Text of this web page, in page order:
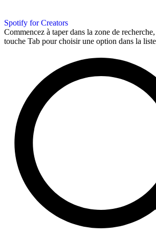
Spotify for Creators
Commencez à taper dans la zone de
touche Tab pour choisir une option dans la